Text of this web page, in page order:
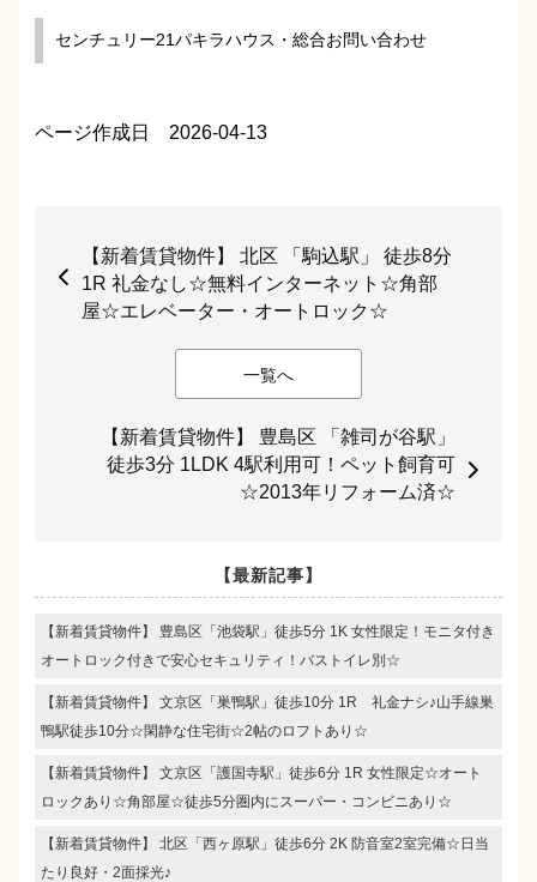
センチュリー21パキラハウス・総合お問い合わせ
ページ作成日 2026-04-13
【新着賃貸物件】 北区 「駒込駅」 徒歩8分
1R 礼金なし☆無料インターネット☆角部
屋☆エレベーター・オートロック☆
一覧へ
【新着賃貸物件】 豊島区 「雑司が谷駅」
徒歩3分 1LDK 4駅利用可！ペット飼育可
☆2013年リフォーム済☆
【最新記事】
【新着賃貸物件】 豊島区「池袋駅」徒歩5分 1K 女性限定！モニタ付き
オートロック付きで安心セキュリティ！バストイレ別☆
【新着賃貸物件】 文京区「巣鴨駅」徒歩10分 1R 礼金ナシ♪山手線巣
鴨駅徒歩10分☆閑静な住宅街☆2帖のロフトあり☆
【新着賃貸物件】 文京区「護国寺駅」徒歩6分 1R 女性限定☆オート
ロックあり☆角部屋☆徒歩5分圏内にスーパー・コンビニあり☆
【新着賃貸物件】 北区「西ヶ原駅」徒歩6分 2K 防音室2室完備☆日当
たり良好・2面採光♪